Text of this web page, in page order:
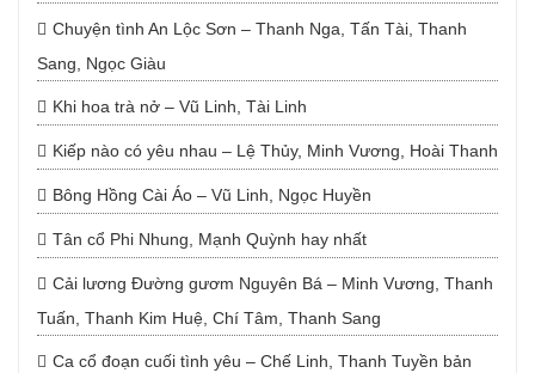
Chuyện tình An Lộc Sơn – Thanh Nga, Tấn Tài, Thanh
Sang, Ngọc Giàu
Khi hoa trà nở – Vũ Linh, Tài Linh
Kiếp nào có yêu nhau – Lệ Thủy, Minh Vương, Hoài Thanh
Bông Hồng Cài Áo – Vũ Linh, Ngọc Huyền
Tân cổ Phi Nhung, Mạnh Quỳnh hay nhất
Cải lương Đường gươm Nguyên Bá – Minh Vương, Thanh
Tuấn, Thanh Kim Huệ, Chí Tâm, Thanh Sang
Ca cổ đoạn cuối tình yêu – Chế Linh, Thanh Tuyền bản